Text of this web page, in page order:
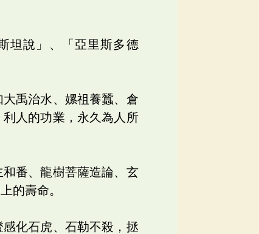
坦說」、「亞里斯多德
禹治水、嫘祖養蠶、倉
人的功業，永久為人所
番、龍樹菩薩造論、玄
的壽命。
化石虎、石勒不殺，拯